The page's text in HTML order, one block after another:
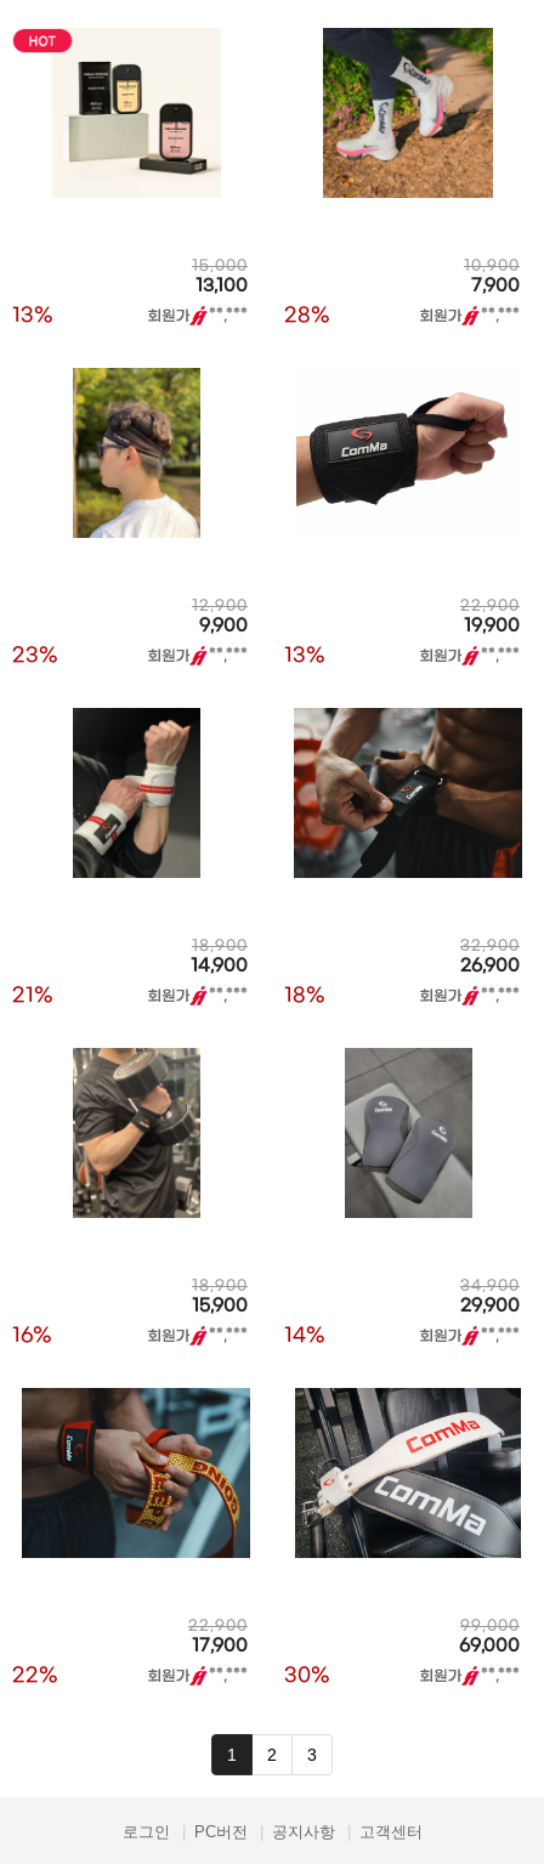
15,000
13%
13,100
**,***
10,900
28%
7,900
**,***
12,900
23%
9,900
**,***
22,900
13%
19,900
**,***
18,900
21%
14,900
**,***
32,900
18%
26,900
**,***
18,900
16%
15,900
**,***
34,900
14%
29,900
**,***
22,900
22%
17,900
**,***
99,000
30%
69,000
**,***
1 2 3
로그인 PC버전 공지사항 고객센터